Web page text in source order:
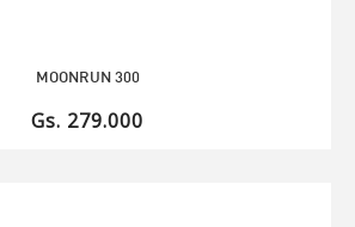
MOONRUN 300
Gs. 279.000